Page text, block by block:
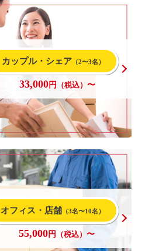
カップル・シェア （2〜3名）
33,000 円 （税込）〜
オフィス・店舗 （3名〜10名）
55,000 円 （税込）〜